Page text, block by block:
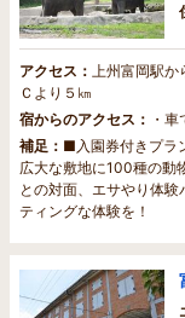
アクセス： 上州富岡駅か
Ｃより５㎞
宿からのアクセス： ・
補足： ■入園券付きプラ
広大な敷地に100種の動
との対面、エサやり体
ティングな体験を！